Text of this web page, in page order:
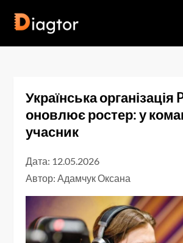
Українська організація
оновлює ростер: у
учасник
Дата: 12.05.2026
Автор:Адамчук Оксана